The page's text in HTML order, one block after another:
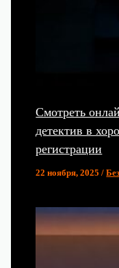
Смотреть
детектив в
регистрации
22 ноября, 2025/